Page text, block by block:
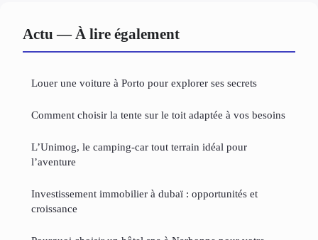
Actu — À lire également
Louer une voiture à Porto pour explorer ses secrets
Comment choisir la tente sur le toit adaptée à vos besoins
L’Unimog, le camping-car tout terrain idéal pour
l’aventure
Investissement immobilier à dubaï : opportunités et
croissance